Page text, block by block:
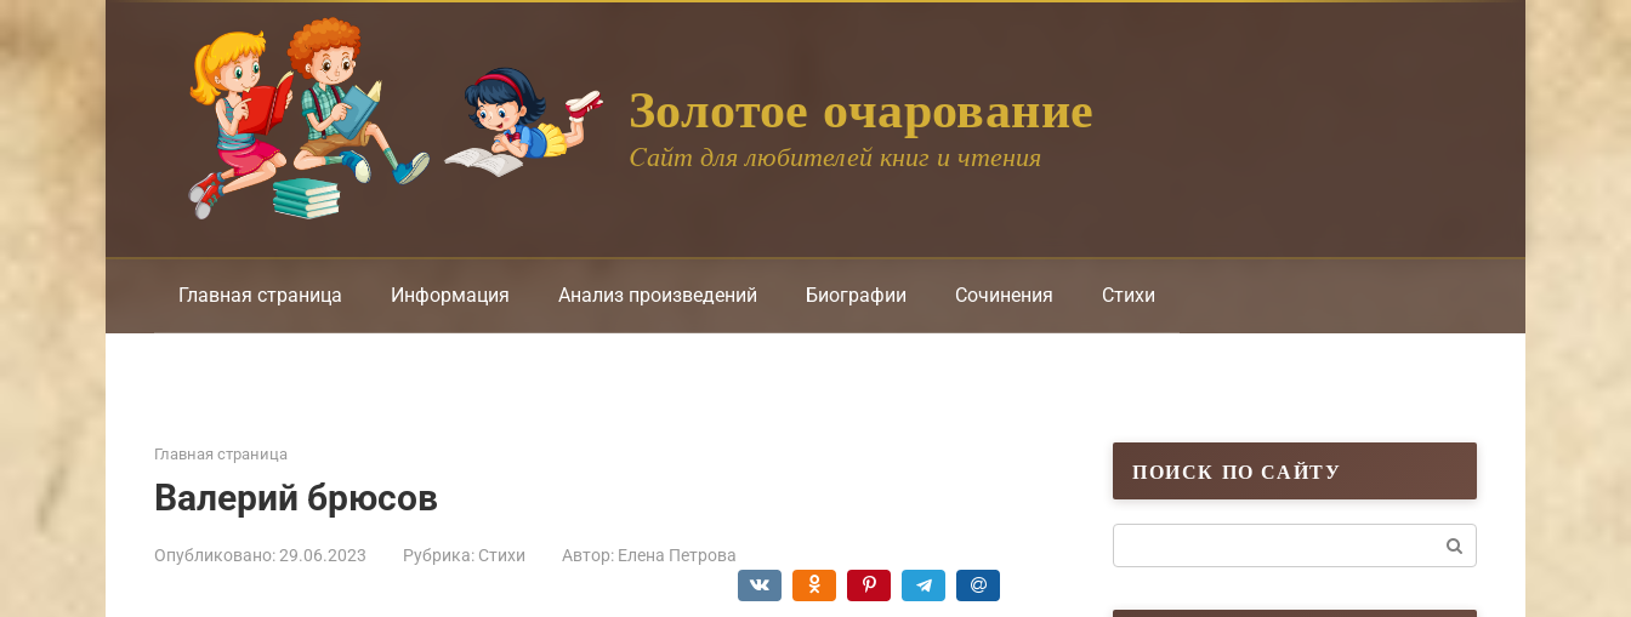
Золотое очарование
Cайт для любителей книг и чтения
Главная страница Информация Анализ произведений Биографии Сочинения Стихи
Главная страница
Валерий брюсов
Опубликовано:29.06.2023 Рубрика: Стихи Автор: Елена Петрова
ПОИСК ПО САЙТУ